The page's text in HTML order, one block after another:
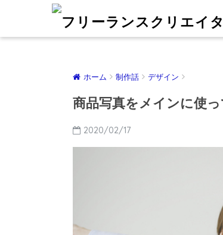
ホーム 制作話 デザイン
商品写真をメインに使
2020/02/17